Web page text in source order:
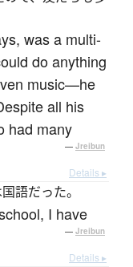
was a multi-
do anything
music—he
all his
had many
— Jreibun
Details ▸
語だった。
I have
— Jreibun
Details ▸